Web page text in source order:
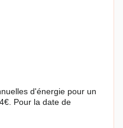
d'énergie pour un
Pour la date de